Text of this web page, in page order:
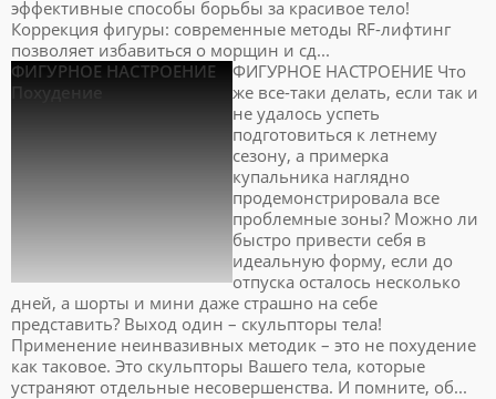
эффективные способы борьбы за красивое тело!
Коррекция фигуры: современные методы RF-лифтинг
позволяет избавиться о морщин и сд...
ФИГУРНОЕ НАСТРОЕНИЕ
Похудение
ФИГУРНОЕ НАСТРОЕНИЕ Что
же все-таки делать, если так и
не удалось успеть
подготовиться к летнему
сезону, а примерка
купальника наглядно
продемонстрировала все
проблемные зоны? Можно ли
быстро привести себя в
идеальную форму, если до
отпуска осталось несколько
дней, а шорты и мини даже страшно на себе
представить? Выход один – скульпторы тела!
Применение неинвазивных методик – это не похудение
как таковое. Это скульпторы Вашего тела, которые
устраняют отдельные несовершенства. И помните, об...